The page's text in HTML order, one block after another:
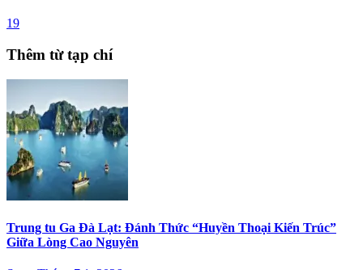
19
Thêm từ tạp chí
Trung tu Ga Đà Lạt: Đánh Thức “Huyền Thoại Kiến Trúc”
Giữa Lòng Cao Nguyên